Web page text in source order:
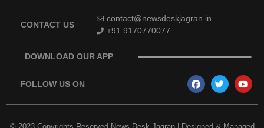
CONTACT US
contact@newsdeskjagran.in
+91 9170770077
DOWNLOAD OUR APP
FOLLOW US ON